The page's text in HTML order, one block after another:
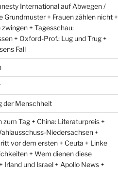
International auf Abwegen /
Grundmuster + Frauen zählen nicht +
zwingen + Tagesschau:
+ Oxford-Prof.: Lug und Trug +
Fall
der Menschheit
zum Tag + China: Literaturpreis +
Niedersachsen +
vor dem ersten + Ceuta + Linke
+ Wem dienen diese
Irland und Israel + Apollo News +